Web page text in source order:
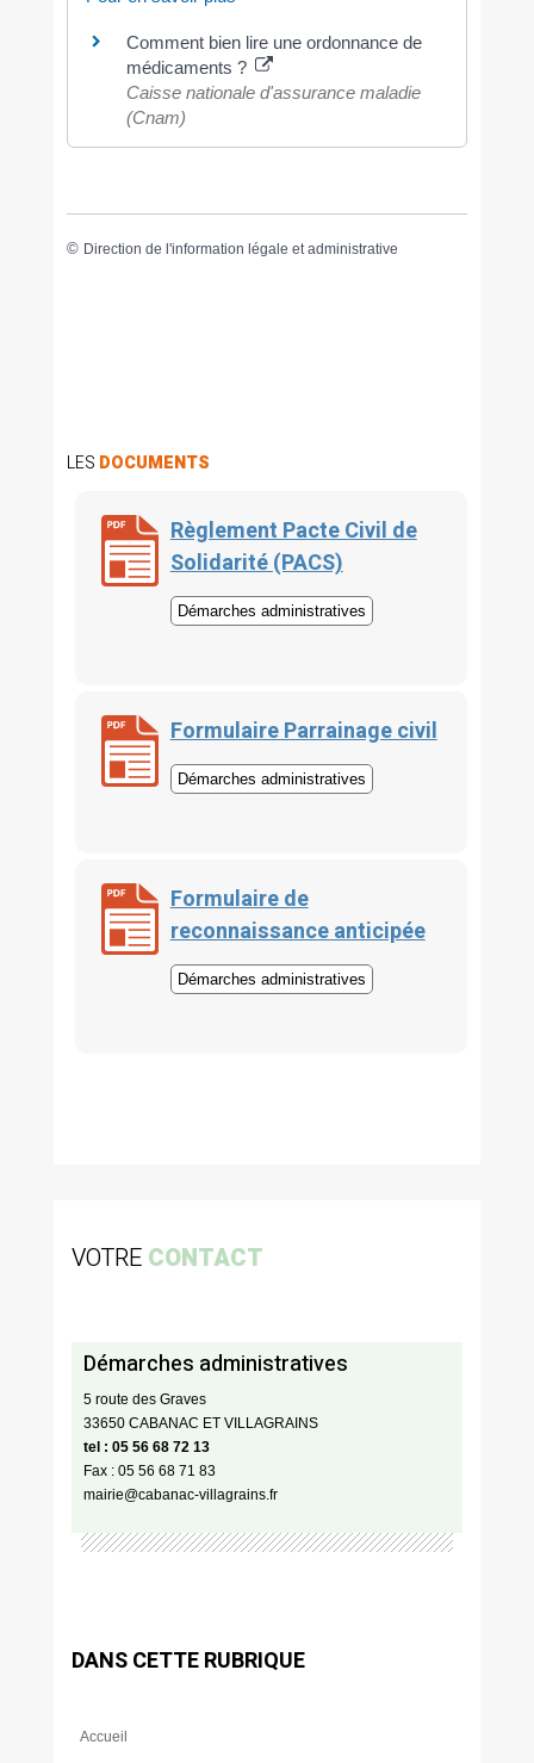
Comment bien lire une ordonnance de
médicaments ?
Caisse nationale d'assurance maladie
(Cnam)
© Direction de l'information légale et administrative
LES DOCUMENTS
Règlement Pacte Civil de
Solidarité (PACS)
Démarches administratives
Formulaire Parrainage civil
Démarches administratives
Formulaire de
reconnaissance anticipée
Démarches administratives
VOTRE CONTACT
Démarches administratives
5 route des Graves
33650 CABANAC ET VILLAGRAINS
tel : 05 56 68 72 13
Fax : 05 56 68 71 83
mairie@cabanac-villagrains.fr
DANS CETTE RUBRIQUE
Accueil